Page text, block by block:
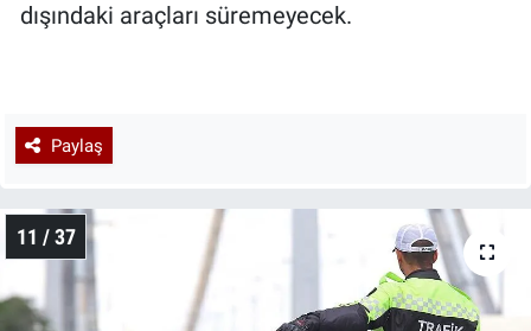
dışındaki araçları süremeyecek.
Paylaş
11 / 37